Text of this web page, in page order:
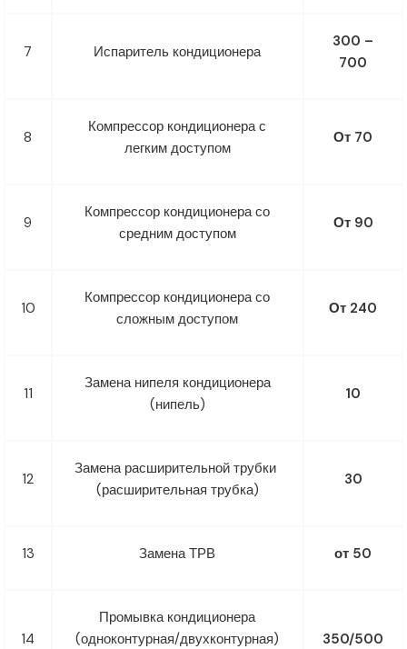
7 Испаритель кондиционера
300 –
700
8
Компрессор кондиционера с
легким доступом
От 70
9
Компрессор кондиционера со
средним доступом
От 90
10
Компрессор кондиционера со
сложным доступом
От 240
11
Замена нипеля кондиционера
(нипель)
10
12
Замена расширительной трубки
(расширительная трубка)
30
13 Замена ТРВ от 50
14
Промывка кондиционера
(одноконтурная/двухконтурная)
350/500